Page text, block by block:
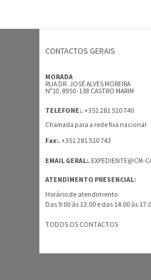
CONTACTOS GERAIS
MORADA
RUA DR. JOSÉ ALVES MOREIRA
Nº10, 8950-138 CASTRO MARIM
TELEFONE:.+351 281 510 740
Chamada para a rede fixa nacional
Fax:.+351 281 510 743
EMAIL GERAL:. EXPEDIENTE@CM-
ATENDIMENTO PRESENCIAL:
Horário de atendimento
Das 9:00 às 13:00 e das 14:00 às
TODOS OS CONTACTOS